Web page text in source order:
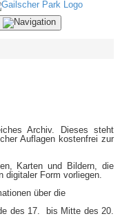
Navigation
ein-/ausblenden
Archiv. Dieses steht
Auflagen kostenfrei zur
Karten und Bildern, die
digitaler Form vorliegen.
über die
des 17. bis Mitte des 20.